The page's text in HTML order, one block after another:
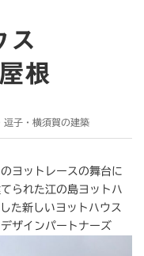
ス
根
逗子・横須賀の建築
ヨットレースの舞台に
られた江の島ヨットハ
た新しいヨットハウス
ザインパートナーズ